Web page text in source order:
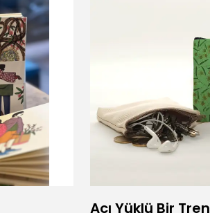
Acı Yüklü Bir Tren